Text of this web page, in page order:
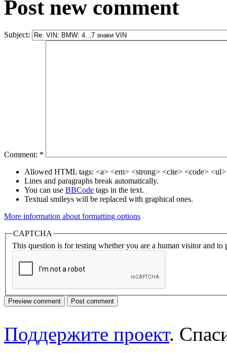
Post new comment
Subject:
Comment: *
Allowed HTML tags: <a> <em> <strong> <cite> <code>
Lines and paragraphs break automatically.
You can use BBCode tags in the text.
Textual smileys will be replaced with graphical ones.
More information about formatting options
CAPTCHA
This question is for testing whether you are a human visitor and to
Поддержите проект.